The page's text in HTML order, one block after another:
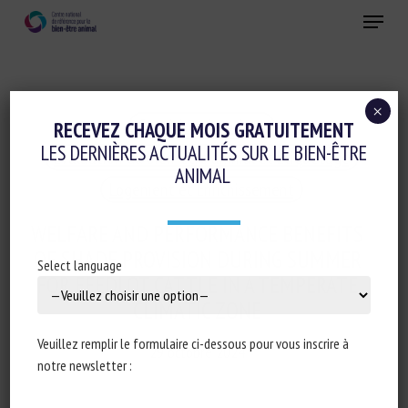
Menu
Cognition-émotions
Evaluation du bien-être animal et Etiquetage
Logement et Enrichissement
WELFARE AND PERFORMANCE BENEFITS
OF SHADE PROVISION DURING SUMMER
FOR FEEDLOT CATTLE IN A TEMPERATE
CLIMATIC ZONE
29 octobre 2024
RECEVEZ CHAQUE MOIS GRATUITEMENT
LES DERNIÈRES ACTUALITÉS SUR LE BIEN-ÊTRE
ANIMAL
Select language
Veuillez remplir le formulaire ci-dessous pour vous inscrire à
notre newsletter :
×